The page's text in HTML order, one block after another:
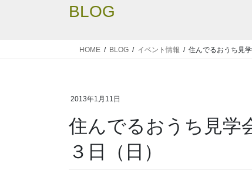
BLOG
HOME BLOG イベント情報 住んでるおうち見
2013年1月11日
住んでるおうち見学
３日（日）